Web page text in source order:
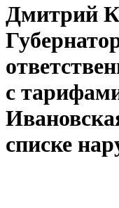
Дмитрий
с
списке